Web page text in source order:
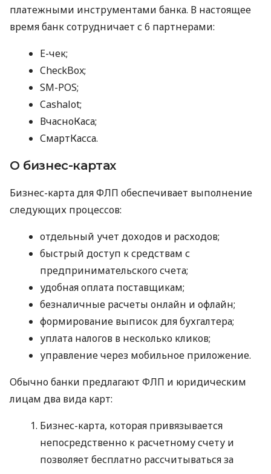
платежными инструментами банка. В настоящее
время банк сотрудничает с 6 партнерами:
E-чек;
CheckBox;
SM-POS;
Cashalot;
ВчасноКаса;
СмартКасса.
О бизнес-картах
Бизнес-карта для ФЛП обеспечивает выполнение
следующих процессов:
отдельный учет доходов и расходов;
быстрый доступ к средствам с
предпринимательского счета;
удобная оплата поставщикам;
безналичные расчеты онлайн и офлайн;
формирование выписок для бухгалтера;
уплата налогов в несколько кликов;
управление через мобильное приложение.
Обычно банки предлагают ФЛП и юридическим
лицам два вида карт:
Бизнес-карта, которая привязывается
непосредственно к расчетному счету и
позволяет бесплатно рассчитываться за